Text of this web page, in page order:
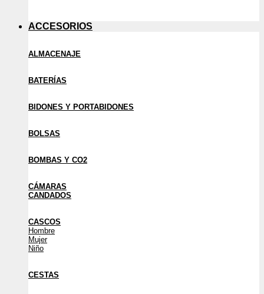
ACCESORIOS
ALMACENAJE
BATERÍAS
BIDONES Y PORTABIDONES
BOLSAS
BOMBAS Y CO2
CÁMARAS
CANDADOS
CASCOS
Hombre
Mujer
Niño
CESTAS